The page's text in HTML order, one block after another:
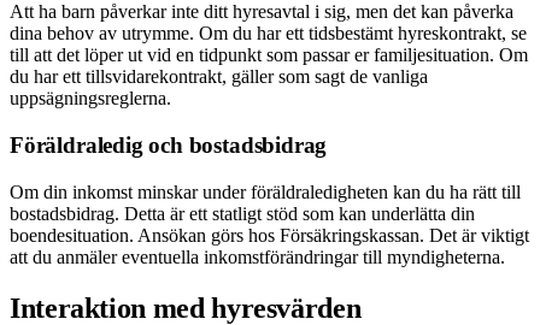
Att ha barn påverkar inte ditt hyresavtal i sig, men det kan påverka
dina behov av utrymme. Om du har ett tidsbestämt hyreskontrakt, se
till att det löper ut vid en tidpunkt som passar er familjesituation. Om
du har ett tillsvidarekontrakt, gäller som sagt de vanliga
uppsägningsreglerna.
Föräldraledig och bostadsbidrag
Om din inkomst minskar under föräldraledigheten kan du ha rätt till
bostadsbidrag. Detta är ett statligt stöd som kan underlätta din
boendesituation. Ansökan görs hos Försäkringskassan. Det är viktigt
att du anmäler eventuella inkomstförändringar till myndigheterna.
Interaktion med hyresvärden